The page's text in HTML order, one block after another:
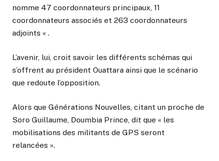
nomme 47 coordonnateurs principaux, 11
coordonnateurs associés et 263 coordonnateurs
adjoints « .
L’avenir, lui, croit savoir les différents schémas qui
s’offrent au président Ouattara ainsi que le scénario
que redoute l’opposition.
Alors que Générations Nouvelles, citant un proche de
Soro Guillaume, Doumbia Prince, dit que « les
mobilisations des militants de GPS seront
relancées ».